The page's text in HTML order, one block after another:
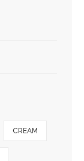
CREAM